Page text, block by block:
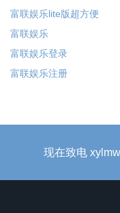
富联娱乐lite版超方便
富联娱乐
富联娱乐登录
富联娱乐注册
现在致电